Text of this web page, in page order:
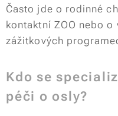
Často jde o rodinné
kontaktní ZOO nebo
zážitkových
Kdo se
péči o osly?